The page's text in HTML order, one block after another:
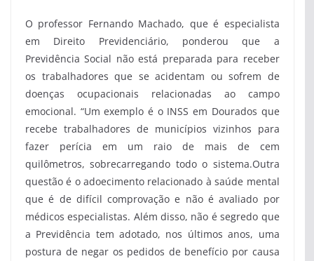
O professor Fernando Machado, que é especialista
em Direito Previdenciário, ponderou que a
Previdência Social não está preparada para receber
os trabalhadores que se acidentam ou sofrem de
doenças ocupacionais relacionadas ao campo
emocional. “Um exemplo é o INSS em Dourados que
recebe trabalhadores de municípios vizinhos para
fazer perícia em um raio de mais de cem
quilômetros, sobrecarregando todo o sistema.Outra
questão é o adoecimento relacionado à saúde mental
que é de difícil comprovação e não é avaliado por
médicos especialistas. Além disso, não é segredo que
a Previdência tem adotado, nos últimos anos, uma
postura de negar os pedidos de benefício por causa